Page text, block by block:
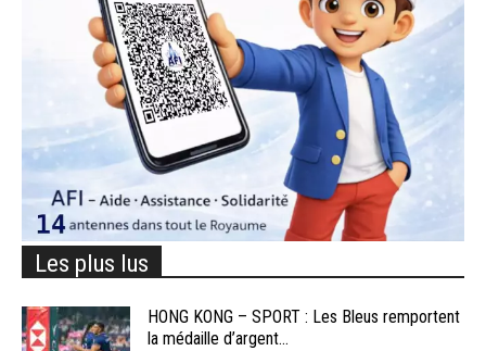
Les plus lus
HONG KONG – SPORT : Les Bleus remportent
la médaille d’argent...